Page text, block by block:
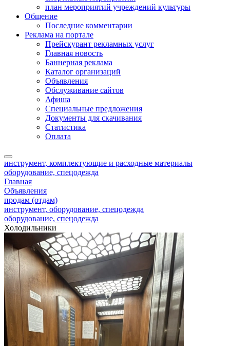
план мероприятий учреждений культуры
Общение
Последние комментарии
Реклама на портале
Прейскурант рекламных услуг
Главная новость
Баннерная реклама
Каталог организаций
Объявления
Обслуживание сайтов
Афиша
Специальные предложения
Документы для скачивания
Статистика
Оплата
инструмент, комплектующие и расходные материалы
оборудование, спецодежда
Главная
Объявления
продам (отдам)
инструмент, оборудование, спецодежда
оборудование, спецодежда
Холодильники